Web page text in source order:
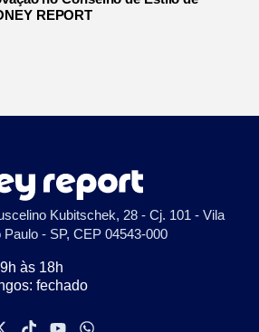
REPORT
Kubitschek, 28 - Cj. 101 - Vila
- SP, CEP 04543-000
às 18h
fechado